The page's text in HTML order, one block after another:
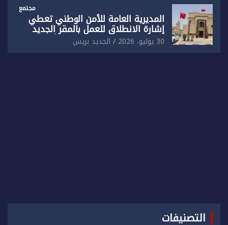
مجتمع
المديرية العامة للأمن الوطني تعطي
إشارة الانطلاق للعمل بالمقر الجديد
للدائرة الثالثة للشرطة بولاية أمن العيون
30 يوليو، 2026 الجديد بريس
التصنيفات